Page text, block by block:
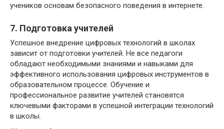
учеников основам безопасного поведения в интернете.
7. Подготовка учителей
Успешное внедрение цифровых технологий в школах
зависит от подготовки учителей. Не все педагоги
обладают необходимыми знаниями и навыками для
эффективного использования цифровых инструментов в
образовательном процессе. Обучение и
профессиональное развитие учителей становятся
ключевыми факторами в успешной интеграции технологий
в школы.